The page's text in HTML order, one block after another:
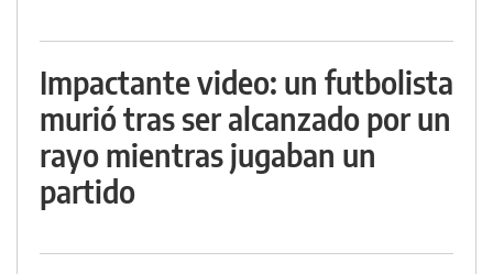
Impactante video: un futbolista
murió tras ser alcanzado por un
rayo mientras jugaban un
partido